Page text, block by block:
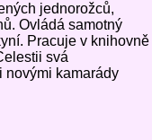
jednorožců,
Ovládá samotný
Pracuje v knihovně
svá
novými kamarády